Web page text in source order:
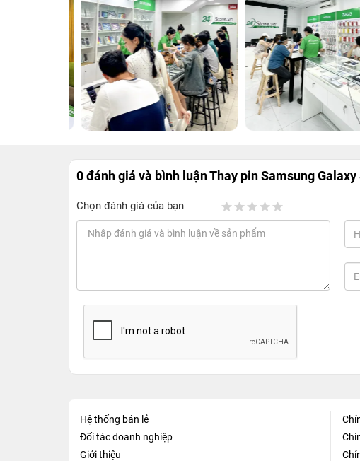
0 đánh giá và bình luậnThay pin Samsung
Chọn đánh giá của bạn
Hệ thống bán lẻ
Đối tác doanh nghiệp
Giới thiệu